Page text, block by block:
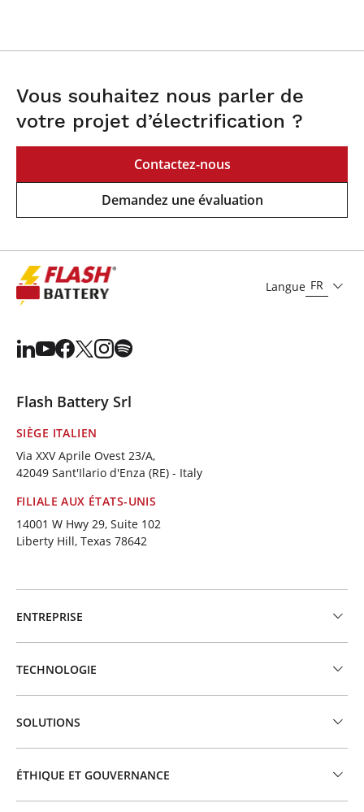
Vous souhaitez nous parler de
votre projet d’électrification ?
Contactez-nous
Demandez une évaluation
Langue FR
Flash Battery Srl
SIÈGE ITALIEN
Via XXV Aprile Ovest 23/A,
42049 Sant'Ilario d'Enza (RE) - Italy
FILIALE AUX ÉTATS-UNIS
14001 W Hwy 29, Suite 102
Liberty Hill, Texas 78642
ENTREPRISE
TECHNOLOGIE
SOLUTIONS
ÉTHIQUE ET GOUVERNANCE